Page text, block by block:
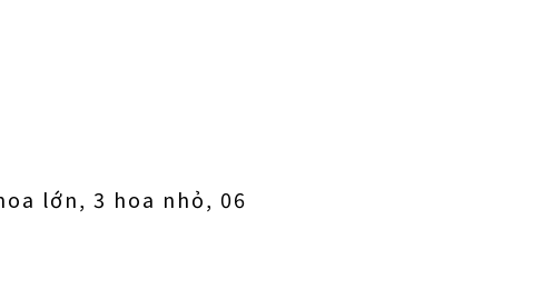
lớn, 3 hoa nhỏ, 06